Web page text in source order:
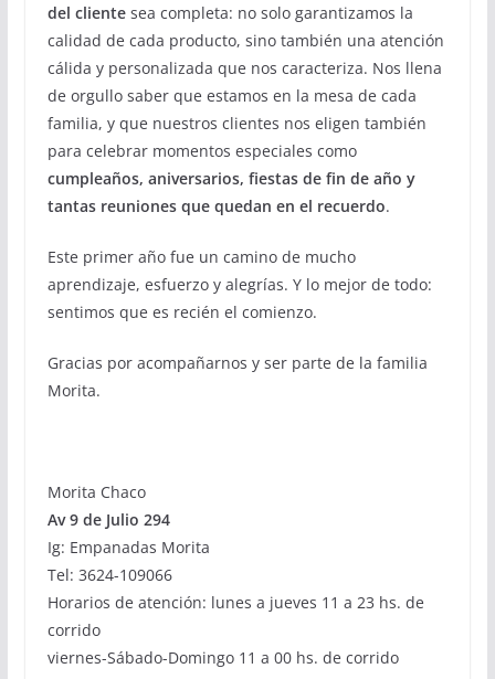
del clientesea completa: no solo garantizamos la
calidad de cada producto, sino también una atención
cálida y personalizada que nos caracteriza. Nos llena
de orgullo saber que estamos en la mesa de cada
familia, y que nuestros clientes nos eligen también
para celebrar momentos especiales como
cumpleaños, aniversarios, fiestas de fin de año y
tantas reuniones que quedan en el recuerdo.
Este primer año fue un camino de mucho
aprendizaje, esfuerzo y alegrías. Y lo mejor de todo:
sentimos que es recién el comienzo.
Gracias por acompañarnos y ser parte de la familia
Morita.
Morita Chaco
Av 9 de Julio 294
Ig: Empanadas Morita
Tel: 3624-109066
Horarios de atención: lunes a jueves 11 a 23 hs. de
corrido
viernes-Sábado-Domingo 11 a 00 hs. de corrido